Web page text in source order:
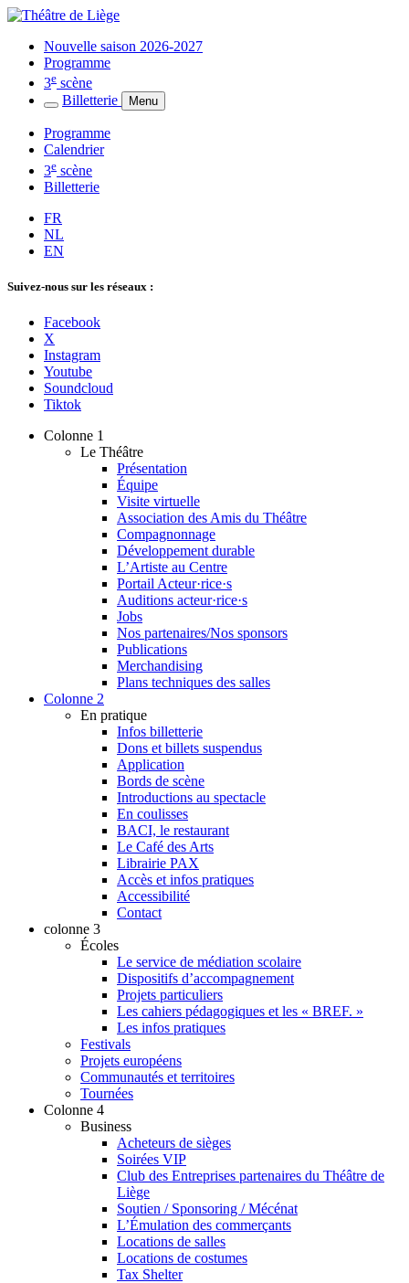
Nouvelle saison 2026-2027
Programme
3e scène
Billetterie
Menu
Programme
Calendrier
3e scène
Billetterie
FR
NL
EN
Suivez-nous sur les réseaux :
Facebook
X
Instagram
Youtube
Soundcloud
Tiktok
Colonne 1
Le Théâtre
Présentation
Équipe
Visite virtuelle
Association des Amis du Théâtre
Compagnonnage
Développement durable
L’Artiste au Centre
Portail Acteur·rice·s
Auditions acteur·rice·s
Jobs
Nos partenaires/Nos sponsors
Publications
Merchandising
Plans techniques des salles
Colonne 2
En pratique
Infos billetterie
Dons et billets suspendus
Application
Bords de scène
Introductions au spectacle
En coulisses
BACI, le restaurant
Le Café des Arts
Librairie PAX
Accès et infos pratiques
Accessibilité
Contact
colonne 3
Écoles
Le service de médiation scolaire
Dispositifs d’accompagnement
Projets particuliers
Les cahiers pédagogiques et les « BREF. »
Les infos pratiques
Festivals
Projets européens
Communautés et territoires
Tournées
Colonne 4
Business
Acheteurs de sièges
Soirées VIP
Club des Entreprises partenaires du Théâtre de
Liège
Soutien / Sponsoring / Mécénat
L’Émulation des commerçants
Locations de salles
Locations de costumes
Tax Shelter